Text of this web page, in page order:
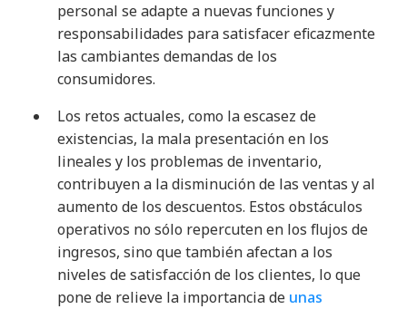
personal se adapte a nuevas funciones y
responsabilidades para satisfacer eficazmente
las cambiantes demandas de los
consumidores.
Los retos actuales, como la escasez de
existencias, la mala presentación en los
lineales y los problemas de inventario,
contribuyen a la disminución de las ventas y al
aumento de los descuentos. Estos obstáculos
operativos no sólo repercuten en los flujos de
ingresos, sino que también afectan a los
niveles de satisfacción de los clientes, lo que
pone de relieve la importancia de unas